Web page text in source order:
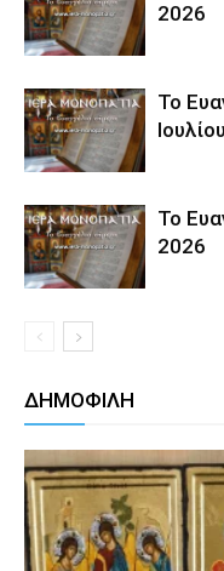
2026
Το
Το
2026
ΔΗΜΟΦΙΛΗ